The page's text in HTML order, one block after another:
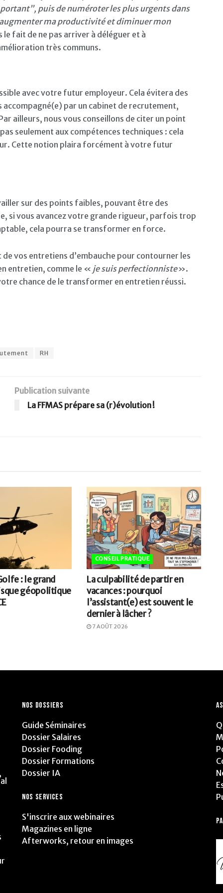
puis de numéroter les plus urgents dans
ma productivité et diminuer mon
fait de ne pas arriver à déléguer et à
très communs.
avec votre futur employeur. Cela évitera des
accompagné(e) par un cabinet de recrutement,
ailleurs, nous vous conseillons de citer un point
seulement aux compétences techniques : cela
Cette notion plaira forcément à votre futur
sur des points faibles, pouvant être des
si vous avancez votre grande rigueur, parfois trop
cela pourra se transformer en force.
vos entretiens d’embauche pour contourner les
entretien, comme le « je suis perfectionniste».
chance de le transformer en entretien réussi.
RH
Publication suivante
La FFMAS prépare sa (r)évolution !
: le grand
géopolitique
CONSEIL PRATIQUE
La culpabilité de partir en
vacances : pourquoi
l’assistant(e) est souvent le
dernier à lâcher ?
7 AOÛT 2026
NOS DOSSIERS
Guide Séminaires
Dossier Salaires
Dossier Fooding
Dossier Formations
Dossier IA
NOS SERVICES
S'inscrire aux webinaires
Magazines en ligne
Afterworks, retour en images